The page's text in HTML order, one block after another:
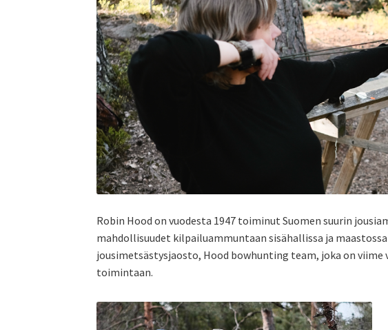
Robin Hood on vuodesta 1947 toiminut Suomen suurin
mahdollisuudet kilpailuammuntaan sisähallissa ja
jousimetsästysjaosto, Hood bowhunting team, joka on
toimintaan.